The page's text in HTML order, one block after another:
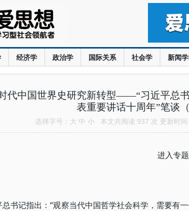
经济学 政治学 国际关系 社会学 新闻学
代中国世界史研究新转型——“习近平总
表重要讲话十周年”笔谈（
选择字号： 大 中 小 本文共阅读 937 次 更新时
进入专题
总书记指出：“观察当代中国哲学社会科学，需要有